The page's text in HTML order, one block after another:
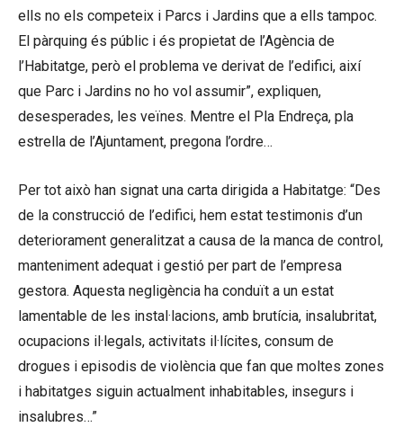
ells no els competeix i Parcs i Jardins que a ells tampoc.
El pàrquing és públic i és propietat de l’Agència de
l’Habitatge, però el problema ve derivat de l’edifici, així
que Parc i Jardins no ho vol assumir”, expliquen,
desesperades, les veïnes. Mentre el Pla Endreça, pla
estrella de l’Ajuntament, pregona l’ordre…
Per tot això han signat una carta dirigida a Habitatge: “Des
de la construcció de l’edifici, hem estat testimonis d’un
deteriorament generalitzat a causa de la manca de control,
manteniment adequat i gestió per part de l’empresa
gestora. Aquesta negligència ha conduït a un estat
lamentable de les instal·lacions, amb brutícia, insalubritat,
ocupacions il·legals, activitats il·lícites, consum de
drogues i episodis de violència que fan que moltes zones
i habitatges siguin actualment inhabitables, insegurs i
insalubres…”